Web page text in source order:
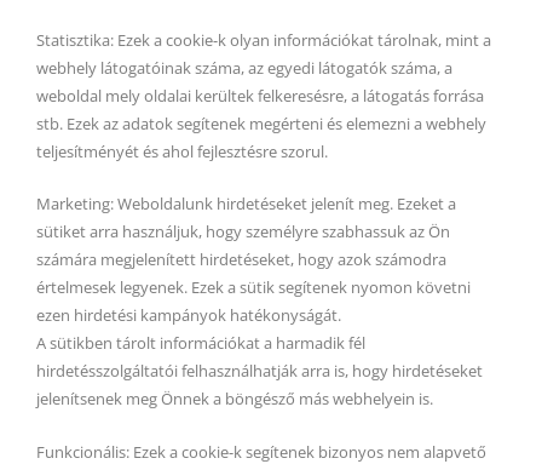
Statisztika: Ezek a cookie-k olyan információkat tárolnak, mint a
webhely látogatóinak száma, az egyedi látogatók száma, a
weboldal mely oldalai kerültek felkeresésre, a látogatás forrása
stb. Ezek az adatok segítenek megérteni és elemezni a webhely
teljesítményét és ahol fejlesztésre szorul.
Marketing: Weboldalunk hirdetéseket jelenít meg. Ezeket a
sütiket arra használjuk, hogy személyre szabhassuk az Ön
számára megjelenített hirdetéseket, hogy azok számodra
értelmesek legyenek. Ezek a sütik segítenek nyomon követni
ezen hirdetési kampányok hatékonyságát.
A sütikben tárolt információkat a harmadik fél
hirdetésszolgáltatói felhasználhatják arra is, hogy hirdetéseket
jelenítsenek meg Önnek a böngésző más webhelyein is.
Funkcionális: Ezek a cookie-k segítenek bizonyos nem alapvető